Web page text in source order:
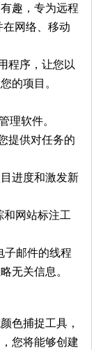
趣，专为远程
网络、移动
程序，让您以
的项目。
理软件。
提供对任务的
进度和激发新
和网站标注工
子邮件的线程
无关信息。
色捕捉工具，
您将能够创建